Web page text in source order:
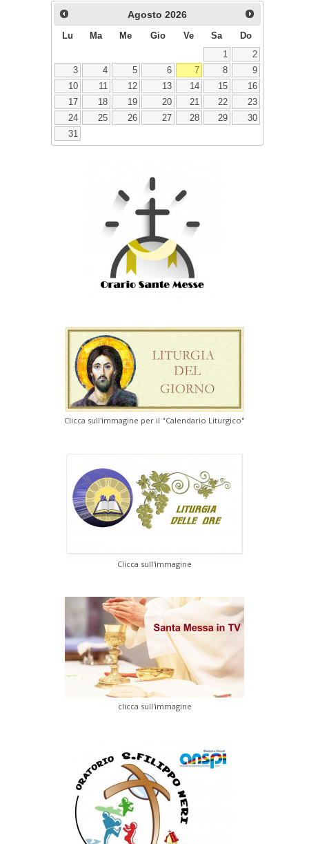
Agosto 2026
Lu Ma Me Gio Ve Sa
Do
1
2
3
4 5 6 7 8
9
10
11 12 13 14 15
16
17
18 19 20 21 22
23
24
25 26 27 28 29
30
31
Clicca sull'immagine per il "Calendario Liturgico"
Clicca sull'immagine
clicca sull'immagine